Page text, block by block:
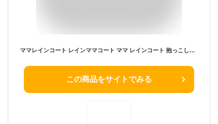
ママレインコート レインママコート ママ レインコート 抱っこしたまま着られる 雨 梅雨 赤ちゃん 妊娠期 自転車 抱っこ紐 急な雨も安心 便利 可愛い 雨具 雨合羽
この商品をサイトでみる